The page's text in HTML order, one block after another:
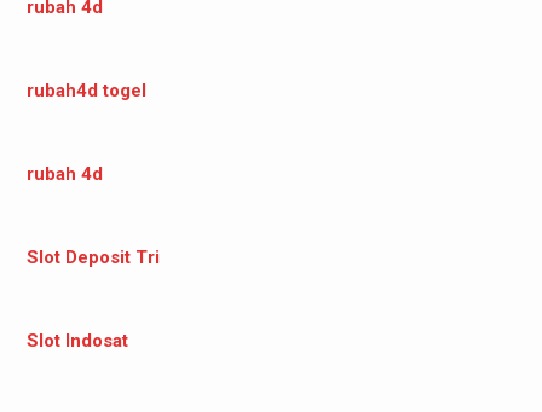
rubah 4d
rubah4d togel
rubah 4d
Slot Deposit Tri
Slot Indosat